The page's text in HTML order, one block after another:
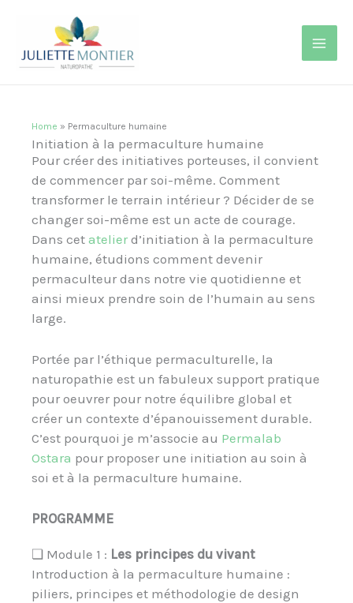
contenu
Home » Permaculture humaine
Initiation à la permaculture humaine
Pour créer des initiatives porteuses, il convient
de commencer par soi-même. Comment
transformer le terrain intérieur ? Décider de se
changer soi-même est un acte de courage.
Dans cet atelier d’initiation à la permaculture
humaine, étudions comment devenir
permaculteur dans notre vie quotidienne et
ainsi mieux prendre soin de l’humain au sens
large.
Portée par l’éthique permaculturelle, la
naturopathie est un fabuleux support pratique
pour oeuvrer pour notre équilibre global et
créer un contexte d’épanouissement durable.
C’est pourquoi je m’associe au Permalab
Ostara pour proposer une initiation au soin à
soi et à la permaculture humaine.
PROGRAMME
❏ Module 1 : Les principes du vivant
Introduction à la permaculture humaine :
piliers, principes et méthodologie de design